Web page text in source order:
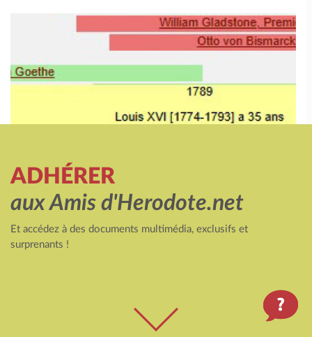
ADHÉRER
aux Amis d'Herodote.net
Et accédez à des documents multimédia, exclusifs et
surprenants !